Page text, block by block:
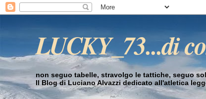
LUCKY_73...di
non seguo tabelle, stravolgo le tattiche, seguo
Il Blog di Luciano Alvazzi dedicato all'atletica